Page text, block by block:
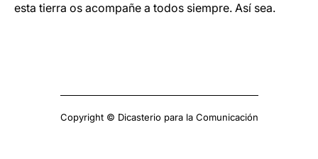
esta tierra os acompañe a todos siempre. Así sea.
Copyright © Dicasterio para la Comunicación